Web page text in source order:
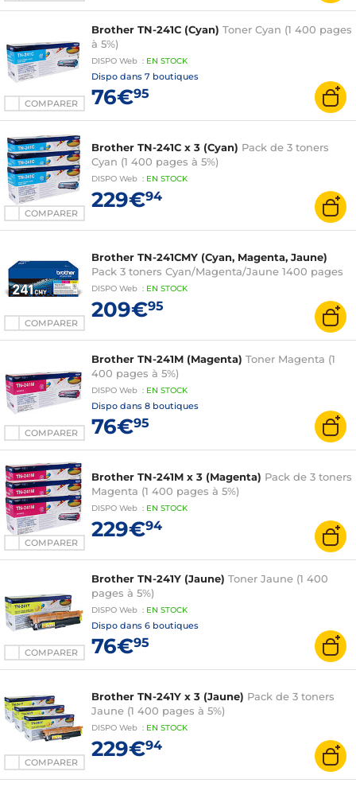
COMPARER
Brother TN-241C (Cyan) Toner Cyan (1 400 pages
à 5%)
DISPO Web : EN STOCK
Dispo dans 7 boutiques
76€95
COMPARER
Brother TN-241C x 3 (Cyan) Pack de 3 toners
Cyan (1 400 pages à 5%)
DISPO Web : EN STOCK
229€94
COMPARER
Brother TN-241CMY (Cyan, Magenta, Jaune)
Pack 3 toners Cyan/Magenta/Jaune 1400 pages
DISPO Web : EN STOCK
209€95
COMPARER
Brother TN-241M (Magenta) Toner Magenta (1
400 pages à 5%)
DISPO Web : EN STOCK
Dispo dans 8 boutiques
76€95
COMPARER
Brother TN-241M x 3 (Magenta) Pack de 3 toners
Magenta (1 400 pages à 5%)
DISPO Web : EN STOCK
229€94
COMPARER
Brother TN-241Y (Jaune) Toner Jaune (1 400
pages à 5%)
DISPO Web : EN STOCK
Dispo dans 6 boutiques
76€95
COMPARER
Brother TN-241Y x 3 (Jaune) Pack de 3 toners
Jaune (1 400 pages à 5%)
DISPO Web : EN STOCK
229€94